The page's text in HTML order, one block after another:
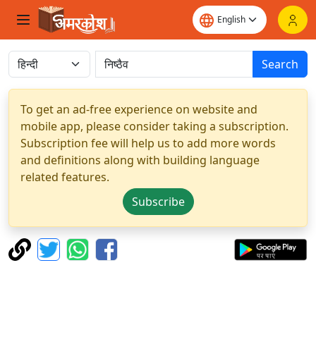
Search
To get an ad-free experience on website and
mobile app, please consider taking a subscription.
Subscription fee will help us to add more words
and definitions along with building language
related features.
Subscribe